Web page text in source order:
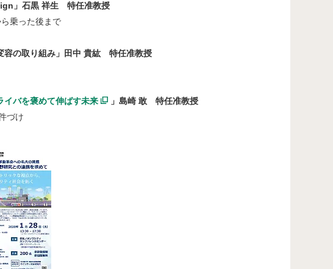
」石黒 祥生 特任准教授
乗った後まで
容の取り組み」田中 貴紘 特任准教授
イバを褒めて伸ばす未来
」島崎 敢 特任准教授
づけ